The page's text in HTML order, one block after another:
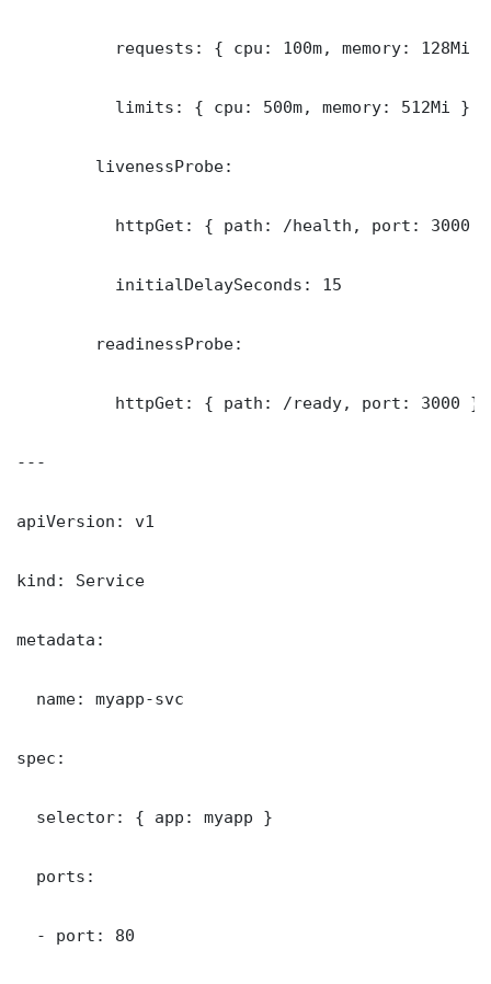
          requests: { cpu: 100m, memory: 128Mi }
          limits: { cpu: 500m, memory: 512Mi }
        livenessProbe:
          httpGet: { path: /health, port: 3000 }
          initialDelaySeconds: 15
        readinessProbe:
          httpGet: { path: /ready, port: 3000 }
---
apiVersion: v1
kind: Service
metadata:
  name: myapp-svc
spec:
  selector: { app: myapp }
  ports:
  - port: 80